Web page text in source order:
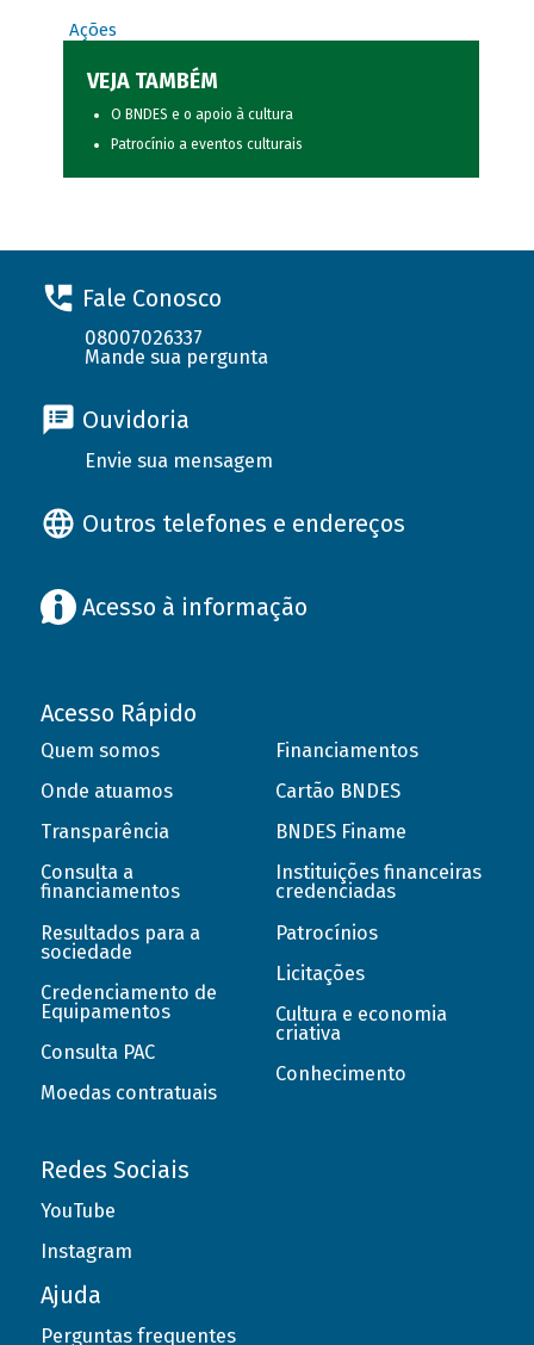
Ações
VEJA TAMBÉM
O BNDES e o apoio à cultura
Patrocínio a eventos culturais
Fale Conosco
08007026337
Mande sua pergunta
Ouvidoria
Envie sua mensagem
Outros telefones e endereços
Acesso à informação
Acesso Rápido
Quem somos
Onde atuamos
Transparência
Consulta a
financiamentos
Resultados para a
sociedade
Credenciamento de
Equipamentos
Consulta PAC
Moedas contratuais
Financiamentos
Cartão BNDES
BNDES Finame
Instituições financeiras
credenciadas
Patrocínios
Licitações
Cultura e economia
criativa
Conhecimento
Redes Sociais
YouTube
Instagram
Ajuda
Perguntas frequentes